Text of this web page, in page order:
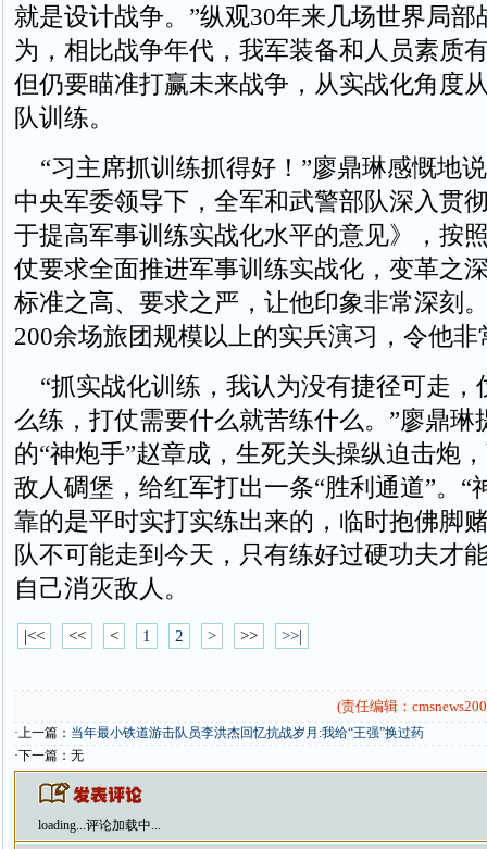
就是设计战争。”纵观30年来几场世界局部
为，相比战争年代，我军装备和人员素质
但仍要瞄准打赢未来战争，从实战化角度
队训练。
“习主席抓训练抓得好！”廖鼎琳感慨地
中央军委领导下，全军和武警部队深入贯
于提高军事训练实战化水平的意见》，按
仗要求全面推进军事训练实战化，变革之
标准之高、要求之严，让他印象非常深刻
200余场旅团规模以上的实兵演习，令他非
“抓实战化训练，我认为没有捷径可走，
么练，打仗需要什么就苦练什么。”廖鼎琳
的“神炮手”赵章成，生死关头操纵迫击炮
敌人碉堡，给红军打出一条“胜利通道”。“
靠的是平时实打实练出来的，临时抱佛脚
队不可能走到今天，只有练好过硬功夫才
自己消灭敌人。
|<< << < 1 2 > >> >>|
(责任编辑：
·上一篇： 当年最小铁道游击队员李洪杰回忆抗战岁月:我给“王强”换过药
·下一篇：无
loading...评论加载中...